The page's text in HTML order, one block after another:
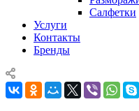
Салфетки
Услуги
Контакты
Бренды